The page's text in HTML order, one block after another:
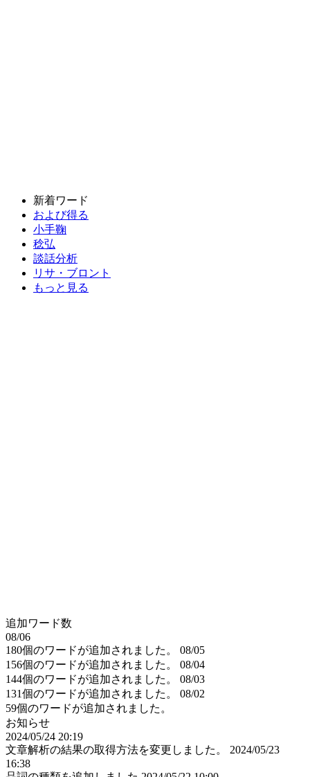
新着ワード
および得る
小手鞠
稔弘
談話分析
リサ・ブロント
もっと見る
追加ワード数
08/06
180個のワードが追加されました。
08/05
156個のワードが追加されました。
08/04
144個のワードが追加されました。
08/03
131個のワードが追加されました。
08/02
59個のワードが追加されました。
お知らせ
2024/05/24 20:19
文章解析の結果の取得方法を変更しました。
2024/05/23
16:38